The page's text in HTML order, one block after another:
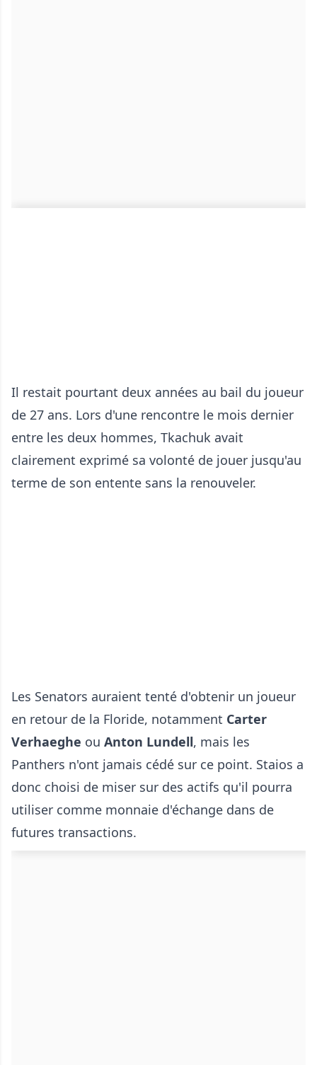
Il restait pourtant deux années au bail du joueur
de 27 ans. Lors d'une rencontre le mois dernier
entre les deux hommes, Tkachuk avait
clairement exprimé sa volonté de jouer jusqu'au
terme de son entente sans la renouveler.
Les Senators auraient tenté d'obtenir un joueur
en retour de la Floride, notamment Carter
Verhaeghe ou Anton Lundell, mais les
Panthers n'ont jamais cédé sur ce point. Staios a
donc choisi de miser sur des actifs qu'il pourra
utiliser comme monnaie d'échange dans de
futures transactions.